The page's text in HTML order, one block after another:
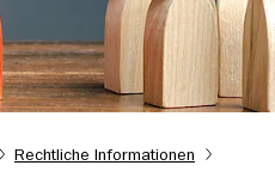
Rechtliche Informationen